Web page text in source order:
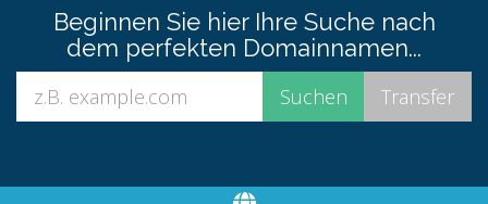
Beginnen Sie hier Ihre Suche nach
dem perfekten Domainnamen...